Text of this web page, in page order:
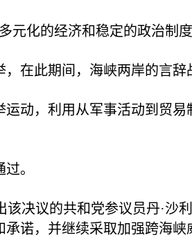
化的经济和稳定的政治制
在此期间，海峡两岸的言辞
动，利用从军事活动到贸
。
该决议的共和党参议员丹·沙
诺，并继续采取加强跨海